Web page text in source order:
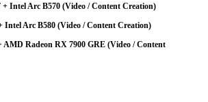
+ Intel Arc B570 (Video / Content Creation)
Intel Arc B580 (Video / Content Creation)
AMD Radeon RX 7900 GRE (Video / Content